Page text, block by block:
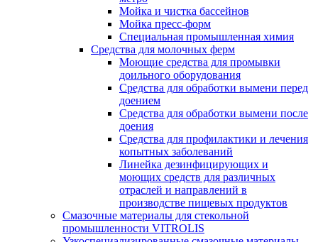
Мойка и чистка бассейнов
Мойка пресс-форм
Специальная промышленная химия
Средства для молочных ферм
Моющие средства для промывки
доильного оборудования
Средства для обработки вымени перед
доением
Средства для обработки вымени после
доения
Средства для профилактики и лечения
копытных заболеваний
Линейка дезинфицирующих и
моющих средств для различных
отраслей и направлений в
производстве пищевых продуктов
Смазочные материалы для стекольной
промышленности VITROLIS